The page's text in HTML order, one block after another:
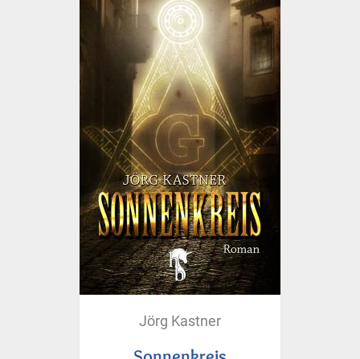
Jörg Kastner